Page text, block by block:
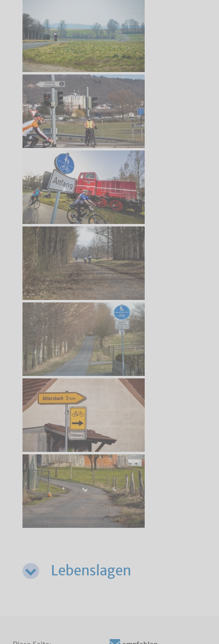
Lebenslagen